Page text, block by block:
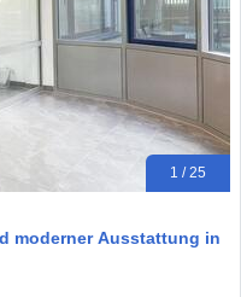
1 / 25
moderner Ausstattung in